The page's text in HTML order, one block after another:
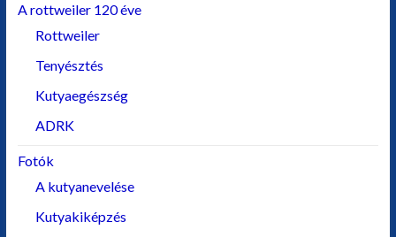
A rottweiler 120 éve
Rottweiler
Tenyésztés
Kutyaegészség
ADRK
Fotók
A kutyanevelése
Kutyakiképzés